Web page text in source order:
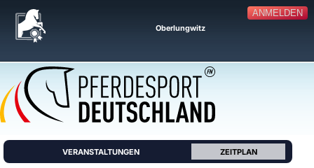
ANMELDEN
Oberlungwitz
VERANSTALTUNGEN ZEITPLAN